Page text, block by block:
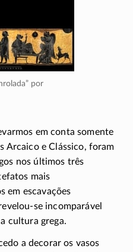
em conta somente
Arcaico e Clássico, foram
nos últimos três
mais
em escavações
seincomparável
cultura grega.
a decorar os vasos